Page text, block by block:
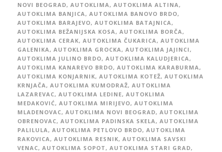
NOVI BEOGRAD, AUTOKLIMA , AUTOKLIMA ALTINA ,
AUTOKLIMA BANJICA , AUTOKLIMA BANOVO BRDO,
AUTOKLIMA BARAJEVO, AUTOKLIMA BATAJNICA ,
AUTOKLIMA BEŽANIJSKA KOSA , AUTOKLIMA BORČA ,
AUTOKLIMA CERAK, AUTOKLIMA ČUKARICA , AUTOKLIMA
GALENIKA , AUTOKLIMA GROCKA , AUTOKLIMA JAJINCI ,
AUTOKLIMA JULINO BRDO, AUTOKLIMA KALUDJERICA ,
AUTOKLIMA KANAREVO BRDO, AUTOKLIMA KARABURMA ,
AUTOKLIMA KONJARNIK, AUTOKLIMA KOTEŽ, AUTOKLIMA
KRNJAČA , AUTOKLIMA KUMODRAŽ, AUTOKLIMA
LAZAREVAC, AUTOKLIMA LEDINE, AUTOKLIMA
MEDAKOVIĆ, AUTOKLIMA MIRIJEVO, AUTOKLIMA
MLADENOVAC, AUTOKLIMA NOVI BEOGRAD, AUTOKLIMA
OBRENOVAC, AUTOKLIMA PADINSKA SKELA , AUTOKLIMA
PALILULA , AUTOKLIMA PETLOVO BRDO, AUTOKLIMA
RAKOVICA , AUTOKLIMA RESNIK, AUTOKLIMA SAVSKI
VENAC, AUTOKLIMA SOPOT , AUTOKLIMA STARI GRAD,